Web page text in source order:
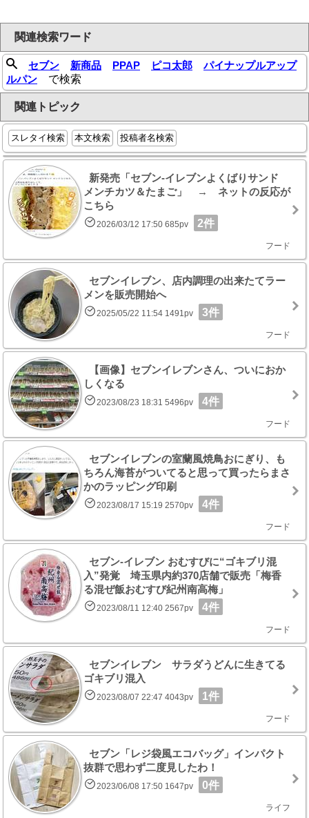
関連検索ワード
セブン 新商品 PPAP ピコ太郎
パイナップルアップ
ルパン で検索
関連トピック
スレタイ検索 本文検索 投稿者名検索
新発売「セブン‐イレブンよくばりサンド
メンチカツ＆たまご」 → ネットの反応が
こちら
2026/03/12 17:50 685pv 2件
フード
セブンイレブン、店内調理の出来たてラー
メンを販売開始へ
2025/05/22 11:54 1491pv 3件
フード
【画像】セブンイレブンさん、ついにおか
しくなる
2023/08/23 18:31 5496pv 4件
フード
セブンイレブンの室蘭風焼鳥おにぎり、も
ちろん海苔がついてると思って買ったらまさ
かのラッピング印刷
2023/08/17 15:19 2570pv 4件
フード
セブン‐イレブン おむすびに“ゴキブリ混
入”発覚 埼玉県内約370店舗で販売「梅香
る混ぜ飯おむすび紀州南高梅」
2023/08/11 12:40 2567pv 4件
フード
セブンイレブン サラダうどんに生きてる
ゴキブリ混入
2023/08/07 22:47 4043pv 1件
フード
セブン「レジ袋風エコバッグ」インパクト
抜群で思わず二度見したわ！
2023/06/08 17:50 1647pv 0件
ライフ